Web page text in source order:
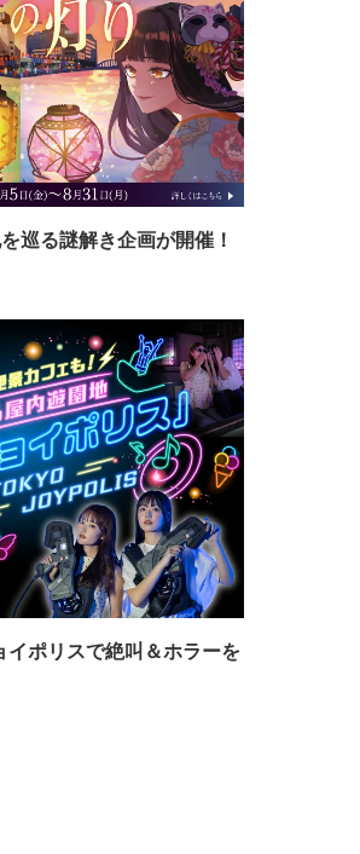
巡る謎解き企画が開催！
ポリスで絶叫＆ホラーを